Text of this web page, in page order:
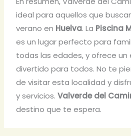
ideal para aquellos que
verano en Huelva. La Piscina
es un lugar perfecto para
todas las edades, y ofrece un
divertido para todos. No te
de visitar esta localidad y
y servicios.Valverde del
destino que te espera.